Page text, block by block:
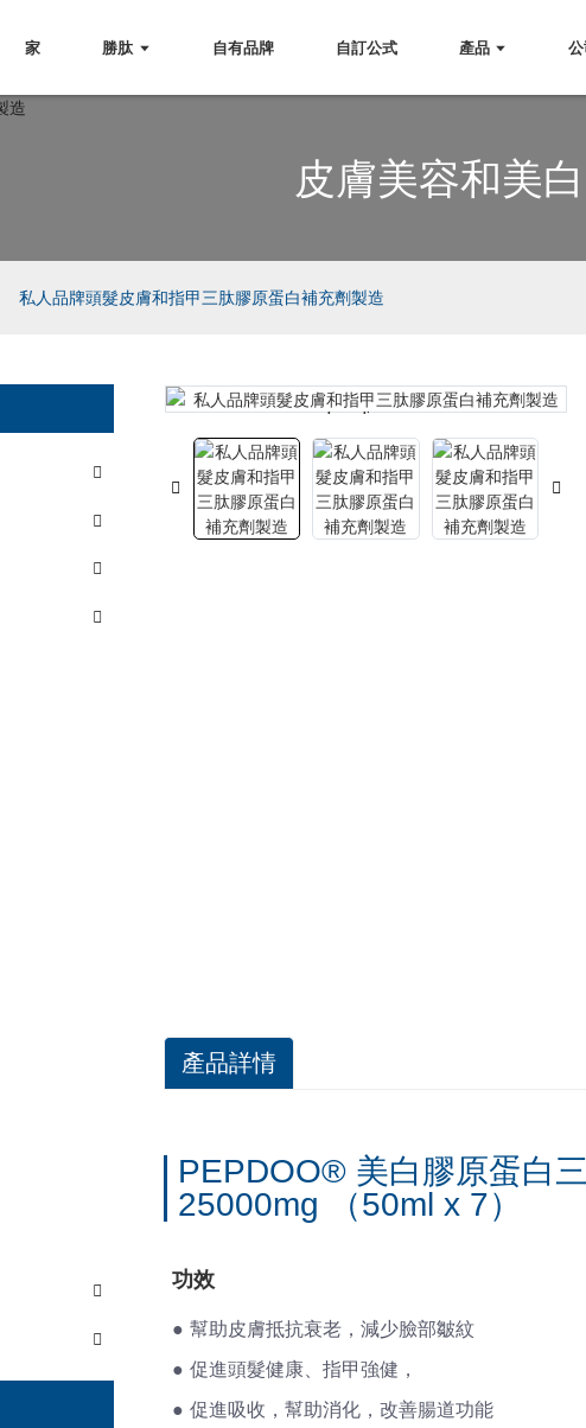
家 勝肽 自有品牌 自訂公式 產品
皮膚美容和美白
私人品牌頭髮皮膚和指甲三肽膠原蛋白補充劑製造
Loading...
Loading...
產品詳情
PEPDOO® 美白膠原蛋白
25000mg （50ml x 7）
功效
● 幫助皮膚抵抗衰老，減少臉部皺紋
● 促進頭髮健康、指甲強健，
● 促進吸收，幫助消化，改善腸道功能